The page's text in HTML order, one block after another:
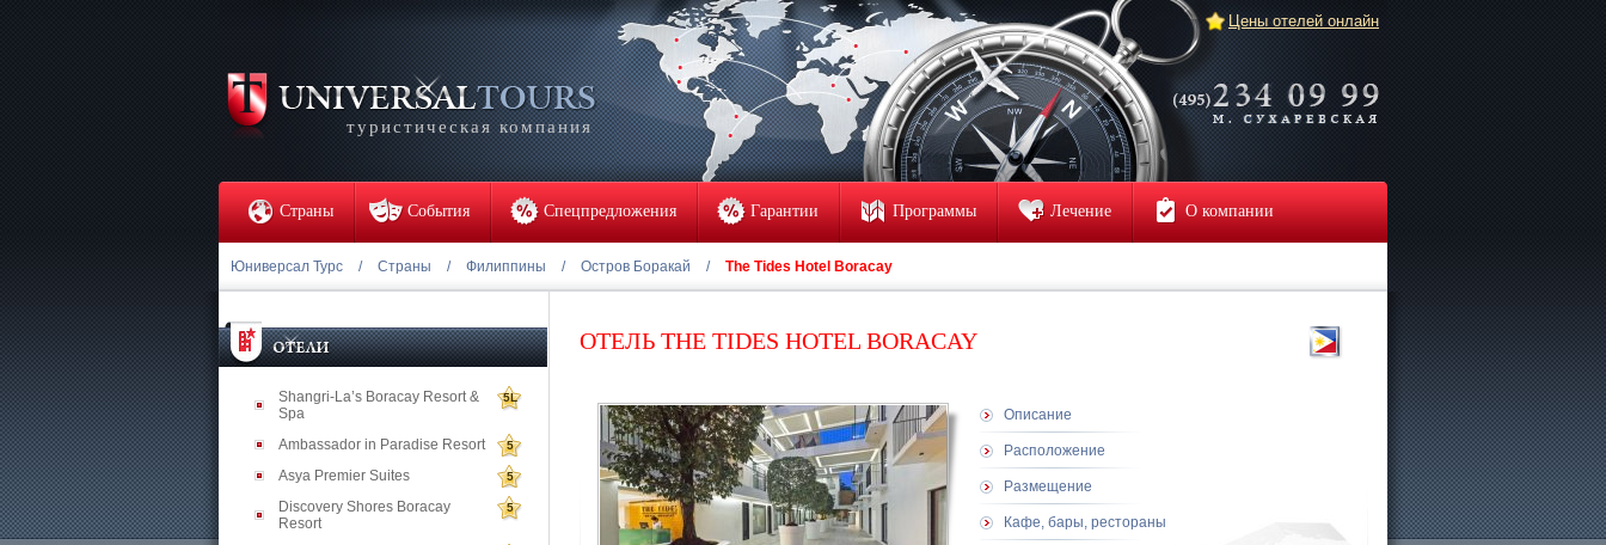
туристическая компания
Цены отелей онлайн
Страны События Спецпредложения Гарантии Программы Лечение О компании
Юниверсал Турс / Страны / Филиппины / Остров Боракай / The Tides Hotel Boracay
Shangri-La’s Boracay Resort &
Spa
5L
Ambassador in Paradise Resort 5
Asya Premier Suites 5
Discovery Shores Boracay
Resort
5
ОТЕЛЬ THE TIDES HOTEL BORACAY
Описание
Расположение
Размещение
Кафе, бары, рестораны